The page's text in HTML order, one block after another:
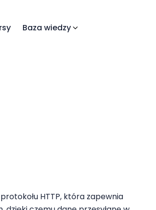
Baza wiedzy
HTTP, która zapewnia